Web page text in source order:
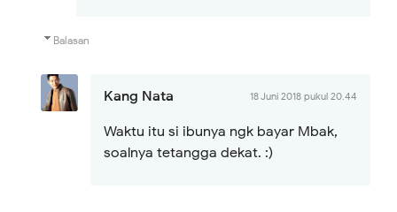
Balasan
Kang Nata 18 Juni 2018 pukul 20.44
Waktu itu si ibunya ngk bayar Mbak,
soalnya tetangga dekat. :)